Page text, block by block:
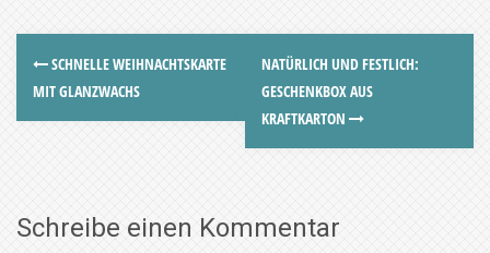
SCHNELLE WEIHNACHTSKARTE
MIT GLANZWACHS
NATÜRLICH UND FESTLICH:
GESCHENKBOX AUS
KRAFTKARTON
Schreibe einen Kommentar